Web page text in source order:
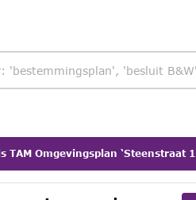
Omgevingsplan ‘Steenstraat 10 Neerkant’